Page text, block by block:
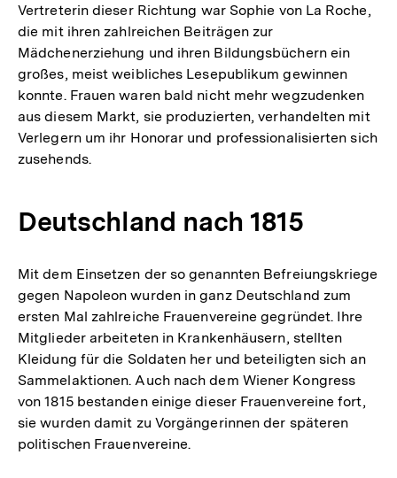
Vertreterin dieser Richtung war Sophie von La Roche,
die mit ihren zahlreichen Beiträgen zur
Mädchenerziehung und ihren Bildungsbüchern ein
großes, meist weibliches Lesepublikum gewinnen
konnte. Frauen waren bald nicht mehr wegzudenken
aus diesem Markt, sie produzierten, verhandelten mit
Verlegern um ihr Honorar und professionalisierten sich
zusehends.
Deutschland nach 1815
Mit dem Einsetzen der so genannten Befreiungskriege
gegen Napoleon wurden in ganz Deutschland zum
ersten Mal zahlreiche Frauenvereine gegründet. Ihre
Mitglieder arbeiteten in Krankenhäusern, stellten
Kleidung für die Soldaten her und beteiligten sich an
Sammelaktionen. Auch nach dem Wiener Kongress
von 1815 bestanden einige dieser Frauenvereine fort,
sie wurden damit zu Vorgängerinnen der späteren
politischen Frauenvereine.